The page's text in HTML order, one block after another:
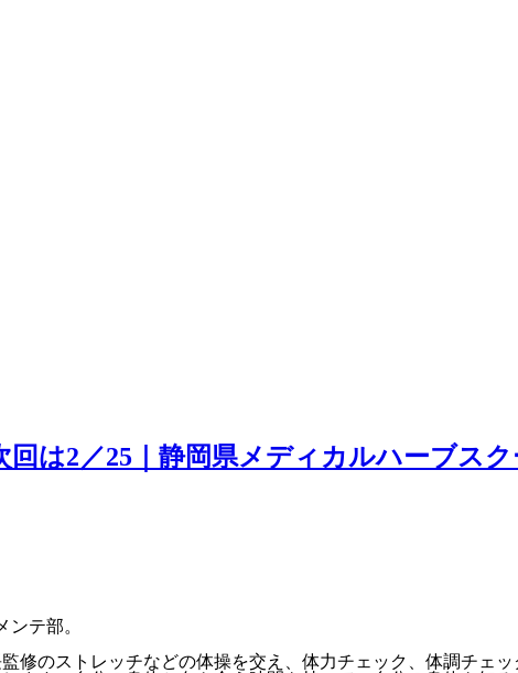
テ部。
のストレッチなどの体操を交え、体力チェック、体調チェッ